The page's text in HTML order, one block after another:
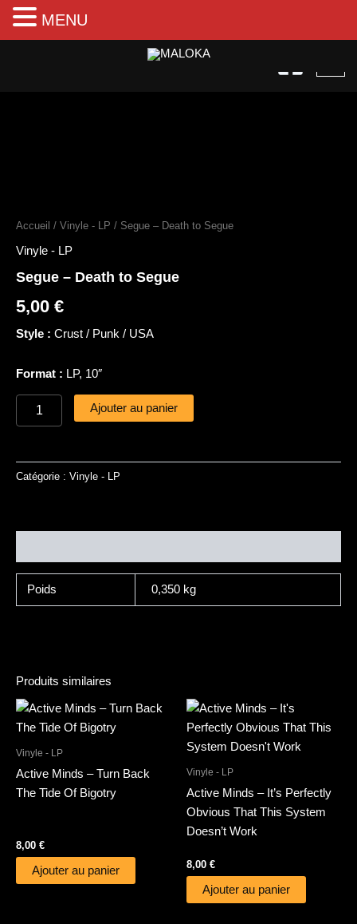
Aller
Accueil / Vinyle - LP / Segue – Death to Segue
Vinyle - LP
Segue – Death to Segue
5,00 €
Style : Crust / Punk / USA
Format : LP, 10″
–
Death
Segue
Ajouter au panier
Catégorie : Vinyle - LP
Poids 0,350 kg
Produits similaires
Vinyle - LP
Active Minds – Turn Back
The Tide Of Bigotry
8,00 €
Ajouter au panier
Vinyle - LP
Active Minds – It’s Perfectly
Obvious That This System
Doesn’t Work
8,00 €
Ajouter au panier
MENU